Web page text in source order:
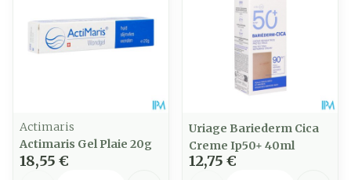
Actimaris
Actimaris Gel Plaie 20g
18,55 €
Uriage Bariederm Cica
Creme Ip50+ 40ml
12,75 €